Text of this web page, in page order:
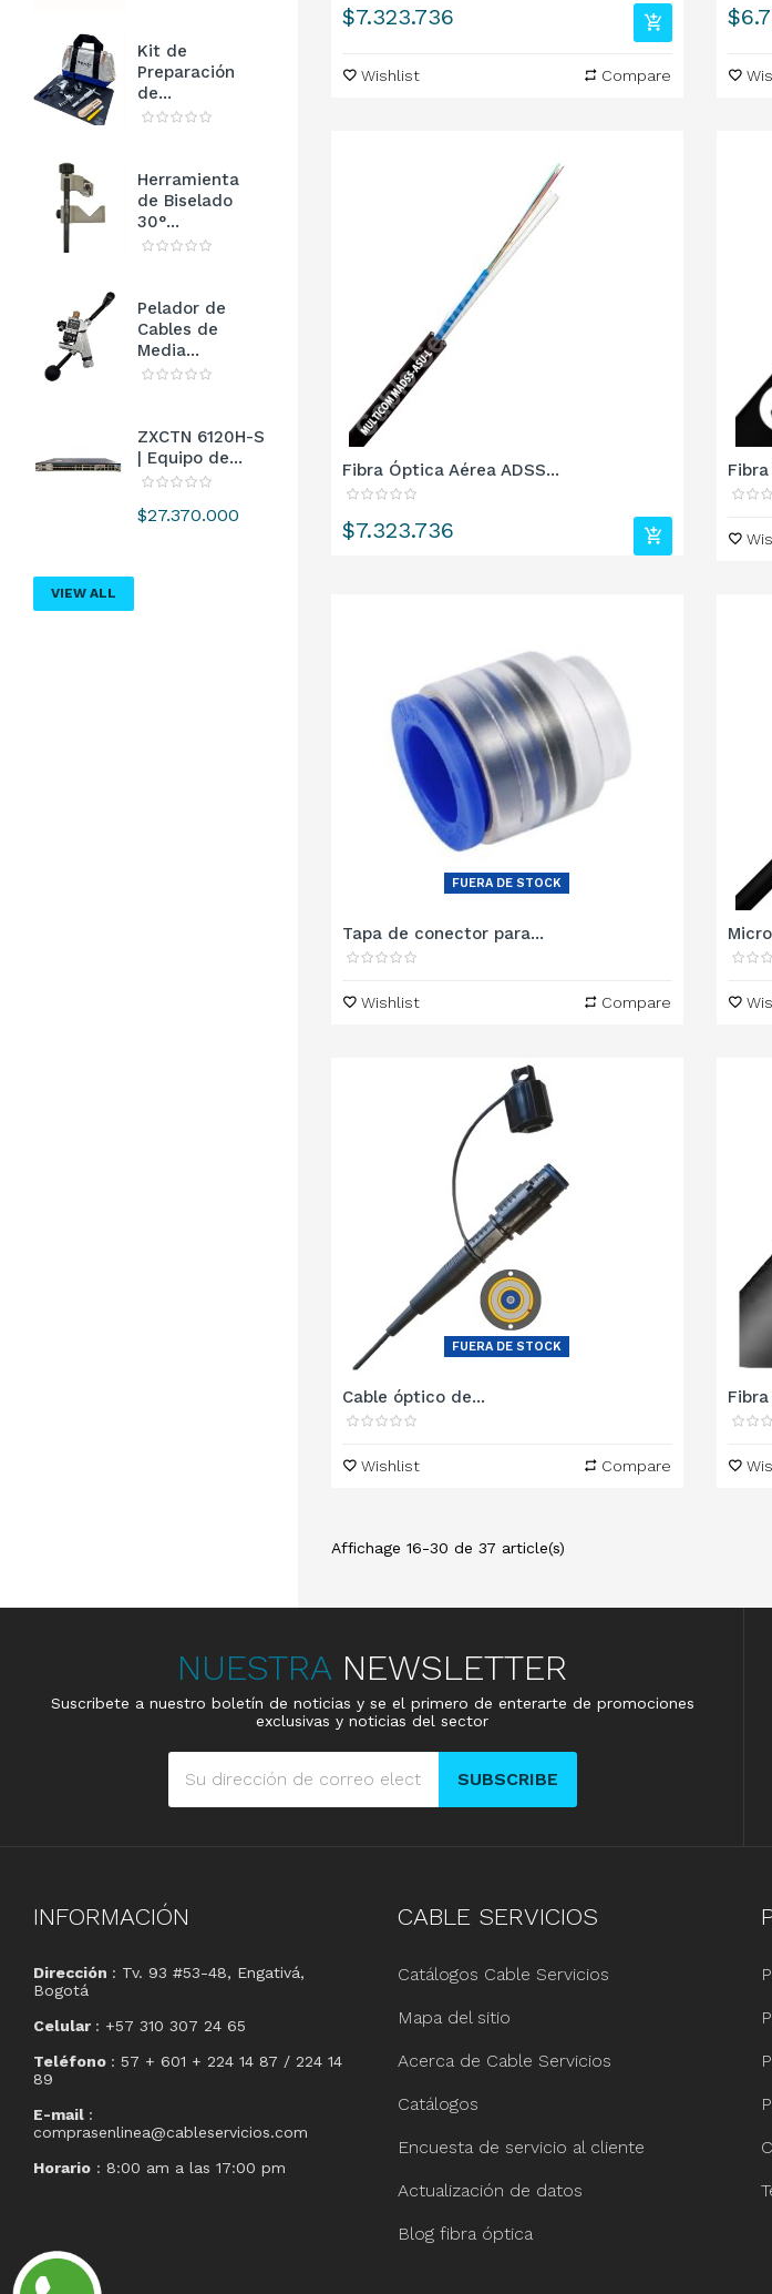
Kit de
Preparación
de...
Herramienta
de Biselado
30°...
Pelador de
Cables de
Media...
ZXCTN 6120H-S
| Equipo de...
Precio
$27.370.000
VIEW ALL
Precio
$7.323.736
Wishlist Compare
Fibra Óptica Aérea ADSS...
Precio
$7.323.736
FUERA DE STOCK
Tapa de conector para...
Wishlist Compare
FUERA DE STOCK
Cable óptico de...
Wishlist Compare
Affichage 16-30 de 37 article(s)
NUESTRA NEWSLETTER
Suscribete a nuestro boletín de noticias y se el primero de enterarte de promociones
exclusivas y noticias del sector
SUBSCRIBE
INFORMACIÓN
Dirección : Tv. 93 #53-48, Engativá,
Bogotá
Celular : +57 310 307 24 65
Teléfono : 57 + 601 + 224 14 87 / 224 14
89
E-mail :
comprasenlinea@cableservicios.com
Horario : 8:00 am a las 17:00 pm
CABLE SERVICIOS
Catálogos Cable Servicios
Mapa del sitio
Acerca de Cable Servicios
Catálogos
Encuesta de servicio al cliente
Actualización de datos
Blog fibra óptica